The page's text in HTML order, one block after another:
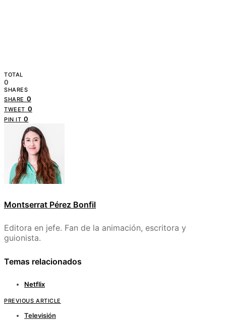
TOTAL
0
SHARES
SHARE 0
TWEET 0
PIN IT 0
Montserrat Pérez Bonfil
Editora en jefe. Fan de la animación, escritora y
guionista.
Temas relacionados
Netflix
PREVIOUS ARTICLE
Televisión